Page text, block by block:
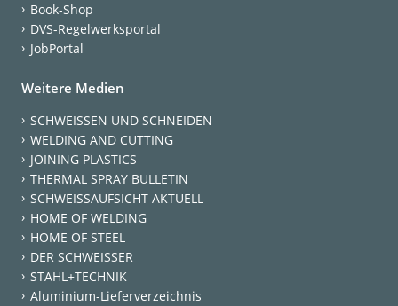
Book-Shop
DVS-Regelwerksportal
JobPortal
Weitere Medien
SCHWEISSEN UND SCHNEIDEN
WELDING AND CUTTING
JOINING PLASTICS
THERMAL SPRAY BULLETIN
SCHWEISSAUFSICHT AKTUELL
HOME OF WELDING
HOME OF STEEL
DER SCHWEISSER
STAHL+TECHNIK
Aluminium-Lieferverzeichnis